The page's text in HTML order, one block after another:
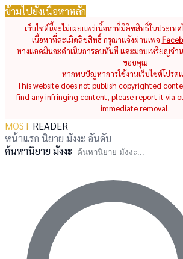
ข้ามไปยังเนื้อหาหลัก
เว็บไซต์นี้จะไม่เผยแพร่เนื้อหาที่มีลิขสิทธิ์ในประเท
เนื้อหาที่ละเมิดลิขสิทธิ์ กรุณาแจ้งผ่านเพจ
ทางแอดมินจะดำเนินการลบทันที และมอบเหรียญจำ
ขอบคุณ
หากพบปัญหาการใช้งานเว็บไซต์โปรด
This website does not publish copyrighted
find any infringing content, please report it via
immediate removal.
MOST READER
หน้าแรก นิยาย มังงะ อันดับ
ค้นหานิยาย มังงะ